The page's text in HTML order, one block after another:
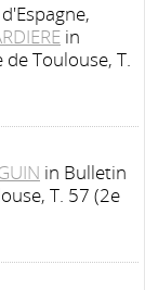
in
Toulouse, T.
in Bulletin
T. 57 (2e